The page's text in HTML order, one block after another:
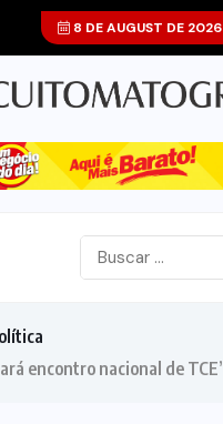
8 DE AUGUST DE 2026
encontro nacional de